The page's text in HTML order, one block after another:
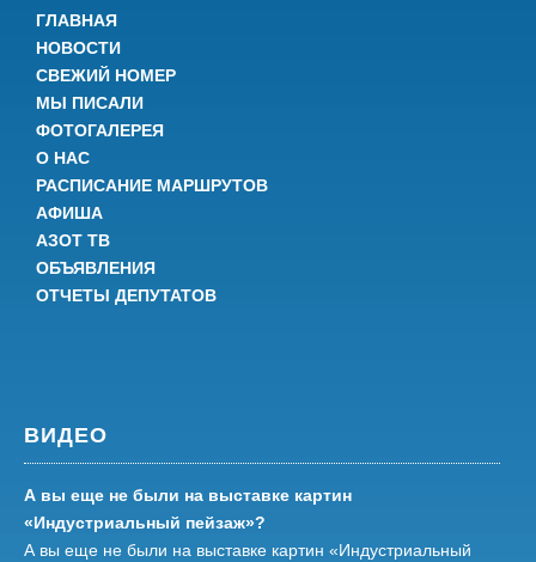
ГЛАВНАЯ
НОВОСТИ
СВЕЖИЙ НОМЕР
МЫ ПИСАЛИ
ФОТОГАЛЕРЕЯ
О НАС
РАСПИСАНИЕ МАРШРУТОВ
АФИША
АЗОТ ТВ
ОБЪЯВЛЕНИЯ
ОТЧЕТЫ ДЕПУТАТОВ
ВИДЕО
А вы еще не были на выставке картин
«Индустриальный пейзаж»?
А вы еще не были на выставке картин «Индустриальный